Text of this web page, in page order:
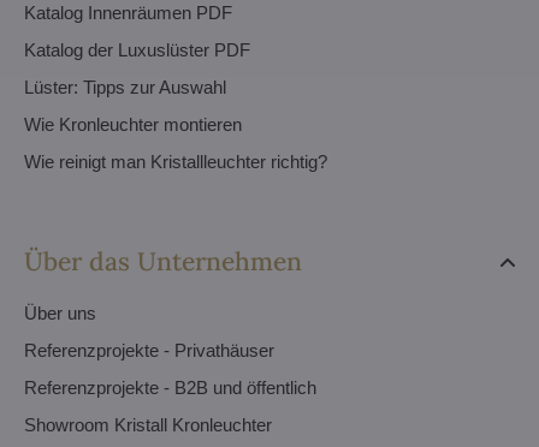
Katalog Innenräumen PDF
Katalog der Luxuslüster PDF
Lüster: Tipps zur Auswahl
Wie Kronleuchter montieren
Wie reinigt man Kristallleuchter richtig?
Über das Unternehmen
Über uns
Referenzprojekte - Privathäuser
Referenzprojekte - B2B und öffentlich
Showroom Kristall Kronleuchter